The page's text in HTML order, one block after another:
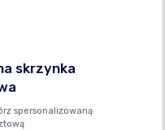
skrzynka
spersonalizowaną